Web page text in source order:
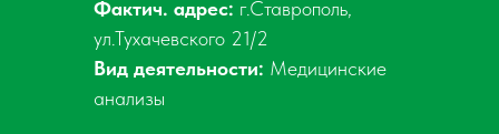
Фактич. адрес: г.Ставрополь,
ул.Тухачевского 21/2
Вид деятельности: Медицинские
анализы